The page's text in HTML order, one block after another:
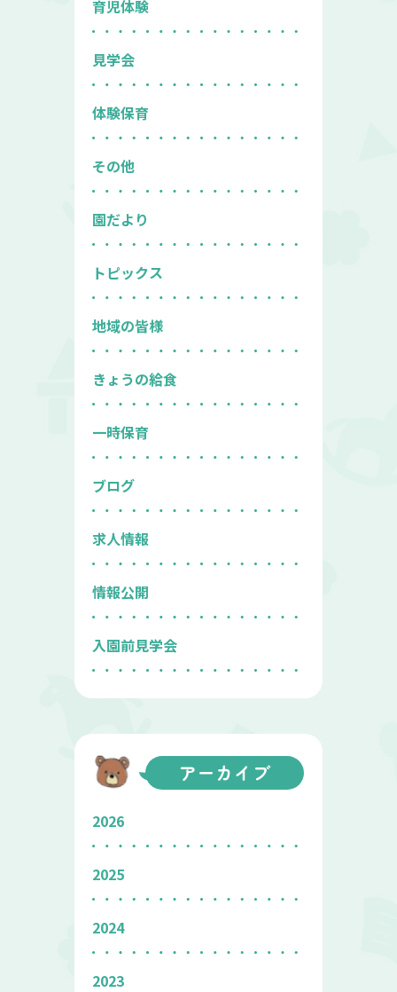
育児体験
見学会
体験保育
その他
園だより
トピックス
地域の皆様
きょうの給食
一時保育
ブログ
求人情報
情報公開
入園前見学会
アーカイブ
2026
2025
2024
2023